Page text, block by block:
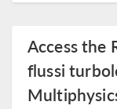
Access the
flussi